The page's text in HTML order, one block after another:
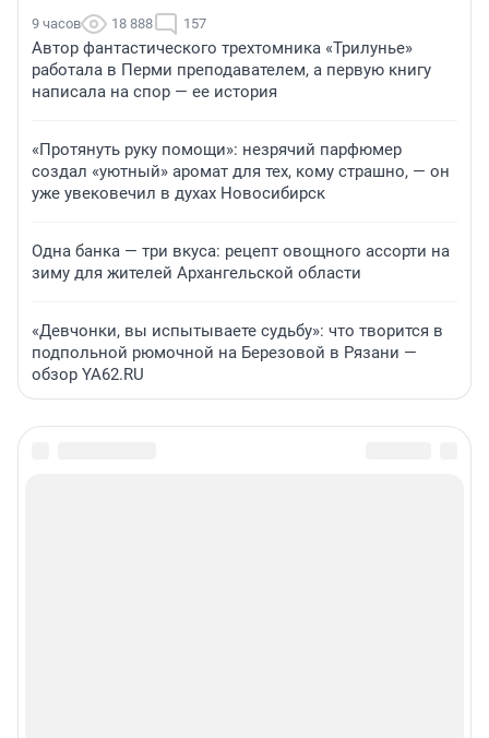
9 часов 18 888 157
Автор фантастического трехтомника «Трилунье»
работала в Перми преподавателем, а первую книгу
написала на спор — ее история
«Протянуть руку помощи»: незрячий парфюмер
создал «уютный» аромат для тех, кому страшно, — он
уже увековечил в духах Новосибирск
Одна банка — три вкуса: рецепт овощного ассорти на
зиму для жителей Архангельской области
«Девчонки, вы испытываете судьбу»: что творится в
подпольной рюмочной на Березовой в Рязани —
обзор YA62.RU